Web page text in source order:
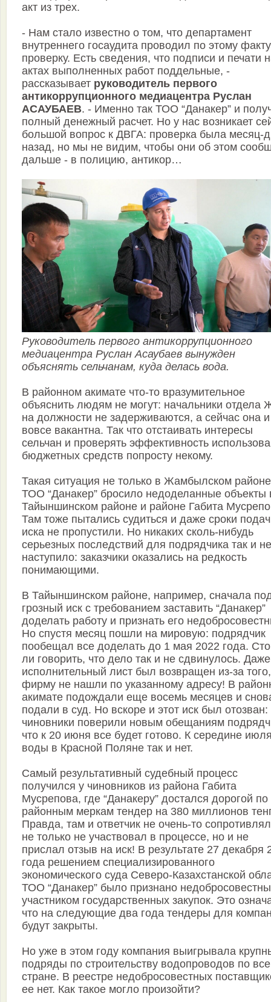
акт из трех.
- Нам стало известно о том, что департамент
внутреннего госаудита проводил по этому факту
проверку. Есть сведения, что подписи и печати
актах выполненных работ поддельные, -
рассказывает руководитель первого
антикоррупционного медиа­центра Руслан
АСАУБАЕВ. - Именно так ТОО “Данакер” и
полный денежный расчет. Но у нас возникает
большой вопрос к ДВГА: проверка была месяц-
назад, но мы не видим, чтобы они об этом
дальше - в полицию, антикор…
Руководитель первого антикоррупционного
медиацентра Руслан Асаубаев вынужден
объяснять сельчанам, куда делась вода.
В районном акимате что-то вразумительное
объяснить людям не могут: начальники отдела
на должности не задерживаются, а сейчас она и
вовсе вакантна. Так что отстаивать интересы
сельчан и проверять эффективность
бюджетных средств попросту некому.
Такая ситуация не только в Жамбылском
ТОО “Данакер” бросило недоделанные объекты
Тайыншин­ском районе и районе Габита
Там тоже пытались судиться и даже сроки
иска не пропустили. Но никаких сколь-нибудь
серьезных последствий для подрядчика так и не
наступило: заказчики оказались на редкость
понимающими.
В Тайыншинском районе, например, сначала
грозный иск с требованием заставить “Данакер”
доделать работу и признать его
Но спус­тя месяц пошли на мировую: подрядчик
пообещал все доделать до 1 мая 2022 года.
ли говорить, что дело так и не сдвинулось. Даже
исполнительный лист был возвращен из-за
фирму не нашли по указанному адресу! В
акимате подождали еще восемь месяцев и
подали в суд. Но вскоре и этот иск был отозван:
чиновники поверили новым обещаниям
что к 20 июня все будет готово. К середине
воды в Красной Поляне так и нет.
Самый результативный судебный процесс
получился у чиновников из района Габита
Мусрепова, где “Данакеру” достался дорогой по
районным меркам тендер на 380 миллионов
Правда, там и ответчик не очень-то
не только не участвовал в процессе, но и не
прислал отзыв на иск! В результате 27 декабря
года решением специализированного
экономического суда Северо-Казахстанской
ТОО “Данакер” было признано
участником государственных закупок. Это
что на следующие два года тендеры для
будут закрыты.
Но уже в этом году компания выигрывала
подряды по строительству водопроводов по
стране. В реестре недобросовестных
ее нет. Как такое могло произойти?